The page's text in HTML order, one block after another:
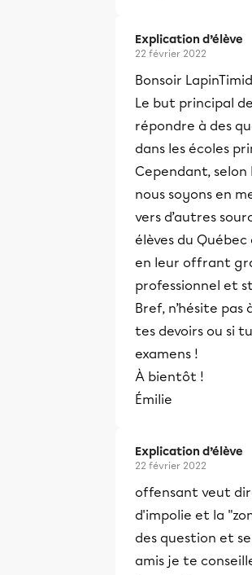
Explication d’élève
22 février 2022
Bonsoir
Le but principal
répondre à des
dans les écoles
Cependant,
nous soyons en
vers d’autres
élèves du
en leur offrant
professionnel et
Bref, n’hésite pas
tes devoirs ou si
examens !
À bientôt !
Émilie
Explication d’élève
22 février 2022
offensant veut
d'impolie et la
des question et
amis je te